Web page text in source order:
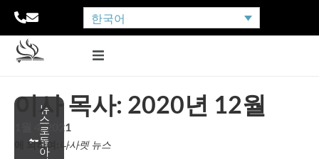
한국어
뉴
스
로
돌
아
이사 목사: 2020년 12월
1월 4, 2021
에 의하여: 나사렛 뉴스